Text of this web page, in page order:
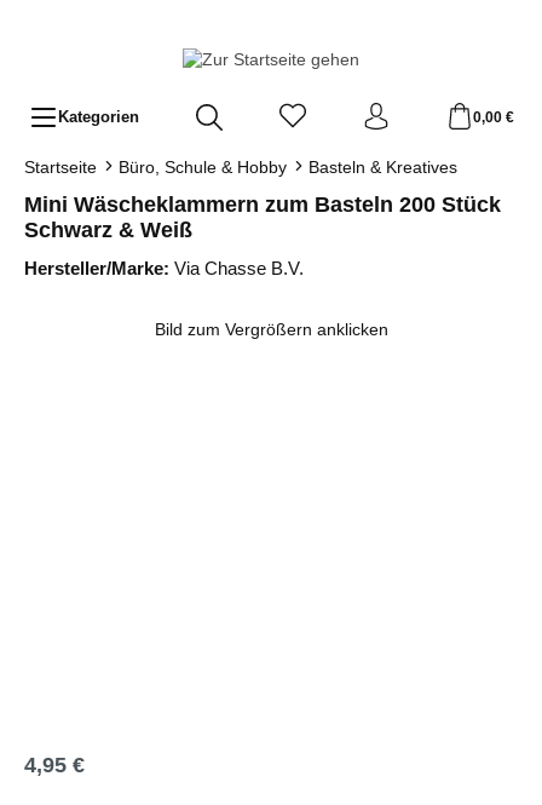
Kategorien 0,00 €
Startseite Büro, Schule & Hobby Basteln & Kreatives
Mini Wäscheklammern zum Basteln 200 Stück
Schwarz & Weiß
Hersteller/Marke: Via Chasse B.V.
Bild zum Vergrößern anklicken
Regulärer Preis:
4,95 €